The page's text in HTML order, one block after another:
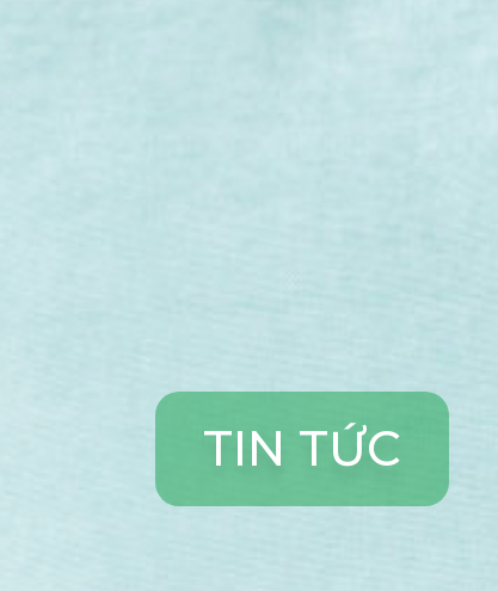
TIN TỨC